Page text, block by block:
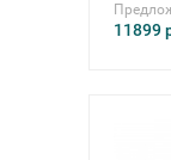
11899